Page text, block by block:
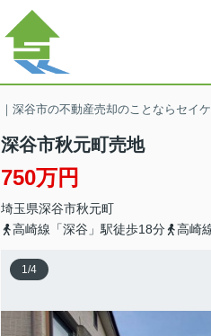
｜深谷市の不動産売却のことならセイ
深谷市秋元町売地
750万円
埼玉県深谷市秋元町
高崎線「深谷」駅徒歩18分
高崎
1/4